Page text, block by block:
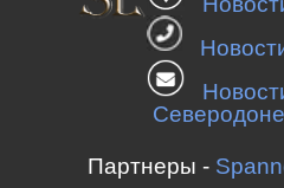
Партнеры -